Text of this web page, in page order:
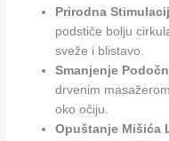
Prirodna
podstiče bolju
sveže i blistavo.
Smanjenje
drvenim
oko očiju.
Opuštanje Mišića